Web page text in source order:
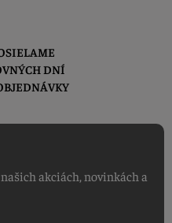
DNÍ
akciách, novinkách a